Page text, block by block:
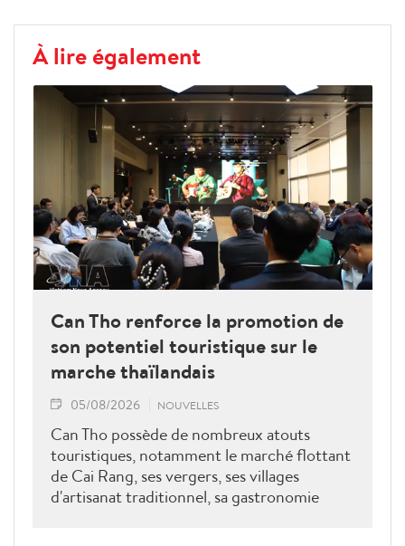
À lire également
Can Tho renforce la promotion de
son potentiel touristique sur le
marche thaïlandais
05/08/2026 NOUVELLES
Can Tho possède de nombreux atouts
touristiques, notamment le marché flottant
de Cai Rang, ses vergers, ses villages
d'artisanat traditionnel, sa gastronomie